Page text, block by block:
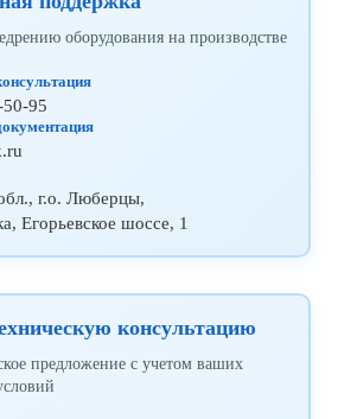
оборудования на производстве
95
г.о. Люберцы,
Егорьевское шоссе, 1
консультацию
предложение с учетом ваших